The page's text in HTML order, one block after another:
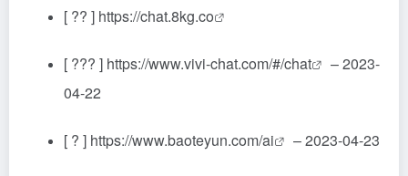
[ ?? ] https://chat.8kg.co
[ ??? ] https://www.vivi-chat.com/#/chat
– 2023-
04-22
[ ? ] https://www.baoteyun.com/ai – 2023-04-23